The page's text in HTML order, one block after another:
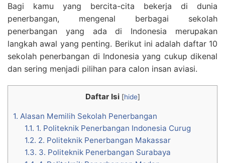
Bagi kamu yang bercita-cita bekerja di dunia
penerbangan, mengenal berbagai sekolah
penerbangan yang ada di Indonesia merupakan
langkah awal yang penting. Berikut ini adalah daftar 10
sekolah penerbangan di Indonesia yang cukup dikenal
dan sering menjadi pilihan para calon insan aviasi.
Daftar Isi [hide]
1. Alasan Memilih Sekolah Penerbangan
1.1. 1. Politeknik Penerbangan Indonesia Curug
1.2. 2. Politeknik Penerbangan Makassar
1.3. 3. Politeknik Penerbangan Surabaya